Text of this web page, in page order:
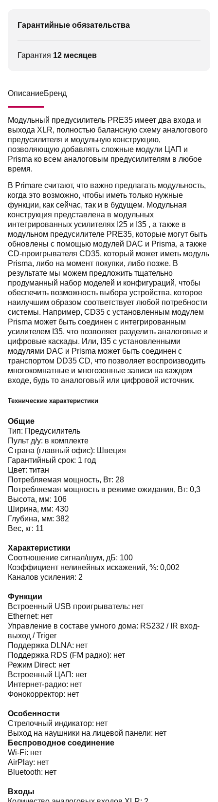
Гарантийные обязательства
Гарантия 12 месяцев
ОписаниеБренд
Модульный предусилитель PRE35 имеет два входа и
выхода XLR, полностью балансную схему аналогового
предусилителя и модульную конструкцию,
позволяющую добавлять сложные модули ЦАП и
Prisma ко всем аналоговым предусилителям в любое
время.
В Primare считают, что важно предлагать модульность,
когда это возможно, чтобы иметь только нужные
функции, как сейчас, так и в будущем. Модульная
конструкция представлена ​​в модульных
интегрированных усилителях I25 и I35 , а также в
модульном предусилителе PRE35, которые могут быть
обновлены с помощью модулей DAC и Prisma, а также
CD-проигрывателя CD35, который может иметь модуль
Prisma, либо на момент покупки, либо позже. В
результате мы можем предложить тщательно
продуманный набор моделей и конфигураций, чтобы
обеспечить возможность выбора устройства, которое
наилучшим образом соответствует любой потребности
системы. Например, CD35 с установленным модулем
Prisma может быть соединен с интегрированным
усилителем I35, что позволяет разделить аналоговые и
цифровые каскады. Или, I35 с установленными
модулями DAC и Prisma может быть соединен с
транспортом DD35 CD, что позволяет воспроизводить
многокомнатные и многозонные записи на каждом
входе, будь то аналоговый или цифровой источник.
Технические характеристики
Общие
Тип: Предусилитель
Пульт д/у: в комплекте
Страна (главный офис): Швеция
Гарантийный срок: 1 год
Цвет: титан
Потребляемая мощность, Вт: 28
Потребляемая мощность в режиме ожидания, Вт: 0,3
Высота, мм: 106
Ширина, мм: 430
Глубина, мм: 382
Вес, кг: 11
Характеристики
Соотношение сигнал/шум, дБ: 100
Коэффициент нелинейных искажений, %: 0,002
Каналов усиления: 2
Функции
Встроенный USB проигрыватель: нет
Ethernet: нет
Управление в составе умного дома: RS232 / IR вход-
выход / Triger
Поддержка DLNA: нет
Поддержка RDS (FM радио): нет
Режим Direct: нет
Встроенный ЦАП: нет
Интернет-радио: нет
Фонокорректор: нет
Особенности
Стрелочный индикатор: нет
Выход на наушники на лицевой панели: нет
Беспроводное соединение
Wi-Fi: нет
AirPlay: нет
Bluetooth: нет
Входы